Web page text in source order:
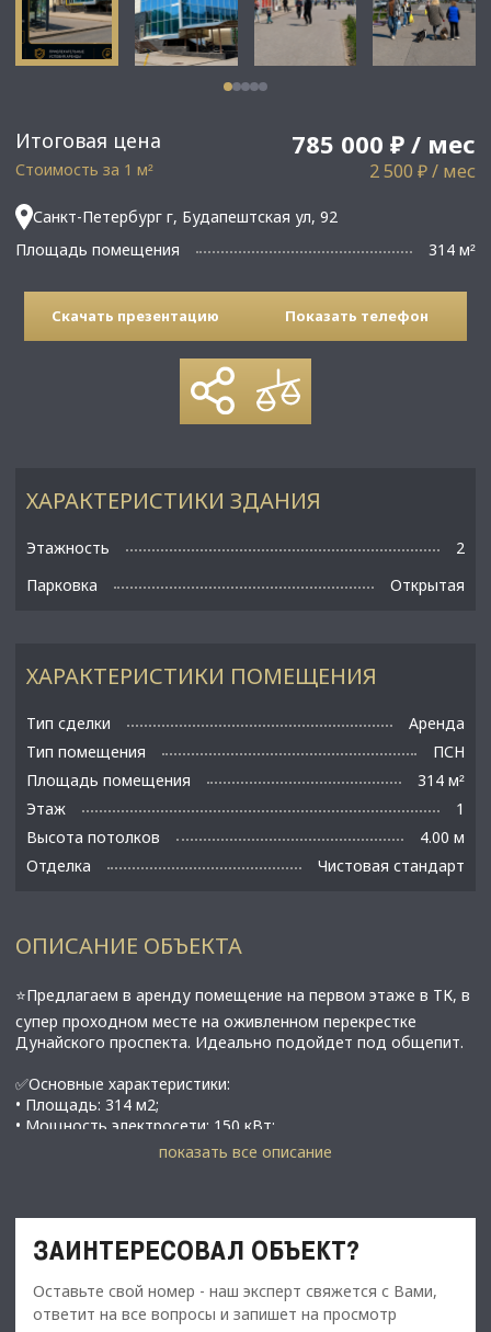
Итоговая цена 785 000 ₽ / мес
Стоимость за 1 м² 2 500 ₽ / мес
Санкт-Петербург г, Будапештская ул, 92
Площадь помещения
314 м²
Скачать презентацию Показать телефон
ХАРАКТЕРИСТИКИ ПОМЕЩЕНИЯ
Тип сделки
Аренда
Тип помещения
ПСН
Площадь помещения
314 м²
Этаж
1
Высота потолков
4.00 м
Отделка
Чистовая стандарт
ХАРАКТЕРИСТИКИ ЗДАНИЯ
Этажность
2
Парковка
Открытая
ОПИСАНИЕ ОБЪЕКТА
⭐Предлагаем в аренду помещение на первом этаже в ТК, в
супер проходном месте на оживленном перекрестке
Дунайского проспекта. Идеально подойдет под общепит.
✅Основные характеристики:
• Площадь: 314 м2;
• Мощность электросети: 150 кВт;
• Высокие потолки;
• Свои санузлы;
⭐Стоимость, условия сделки:
показать все описание
ЗАИНТЕРЕСОВАЛ ОБЪЕКТ?
Оставьте свой номер - наш эксперт свяжется с Вами,
ответит на все вопросы и запишет на просмотр